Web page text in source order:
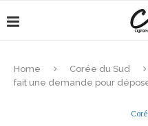
Home Corée du Sud
fait une demande pour